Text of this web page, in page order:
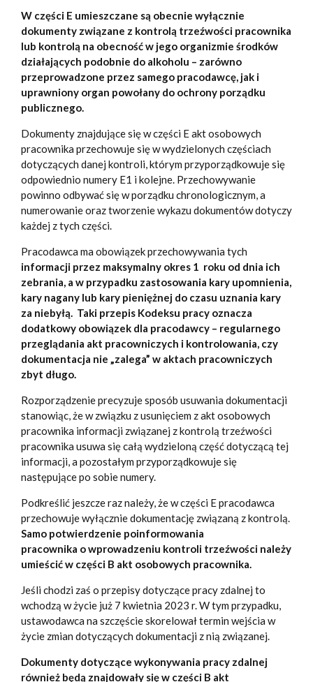
W części E umieszczane są obecnie wyłącznie
dokumenty związane z kontrolą trzeźwości pracownika
lub kontrolą na obecność w jego organizmie środków
działających podobnie do alkoholu – zarówno
przeprowadzone przez samego pracodawcę, jak i
uprawniony organ powołany do ochrony porządku
publicznego.
Dokumenty znajdujące się w części E akt osobowych
pracownika przechowuje się w wydzielonych częściach
dotyczących danej kontroli, którym przyporządkowuje się
odpowiednio numery E1 i kolejne. Przechowywanie
powinno odbywać się w porządku chronologicznym, a
numerowanie oraz tworzenie wykazu dokumentów dotyczy
każdej z tych części.
Pracodawca ma obowiązek przechowywania tych
informacji przez maksymalny okres 1 roku od dnia ich
zebrania, a w przypadku zastosowania kary upomnienia,
kary nagany lub kary pieniężnej do czasu uznania kary
za niebyłą. Taki przepis Kodeksu pracy oznacza
dodatkowy obowiązek dla pracodawcy – regularnego
przeglądania akt pracowniczych i kontrolowania, czy
dokumentacja nie „zalega” w aktach pracowniczych
zbyt długo.
Rozporządzenie precyzuje sposób usuwania dokumentacji
stanowiąc, że w związku z usunięciem z akt osobowych
pracownika informacji związanej z kontrolą trzeźwości
pracownika usuwa się całą wydzieloną część dotyczącą tej
informacji, a pozostałym przyporządkowuje się
następujące po sobie numery.
Podkreślić jeszcze raz należy, że w części E pracodawca
przechowuje wyłącznie dokumentację związaną z kontrolą.
Samo potwierdzenie poinformowania
pracownika o wprowadzeniu kontroli trzeźwości należy
umieścić w części B akt osobowych pracownika.
Jeśli chodzi zaś o przepisy dotyczące pracy zdalnej to
wchodzą w życie już 7 kwietnia 2023 r. W tym przypadku,
ustawodawca na szczęście skorelował termin wejścia w
życie zmian dotyczących dokumentacji z nią związanej.
Dokumenty dotyczące wykonywania pracy zdalnej
również będą znajdowały się w części B akt